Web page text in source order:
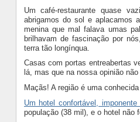
Um café-restaurante quase
abrigamos do sol e aplacamos
menina que mal falava umas
brilhavam de fascinação por
terra tão longínqua.
Casas com portas entreabertas
lá, mas que na nossa opinião
Maçãs! A região é uma
Um hotel confortável,
população (38 mil), e o hotel não